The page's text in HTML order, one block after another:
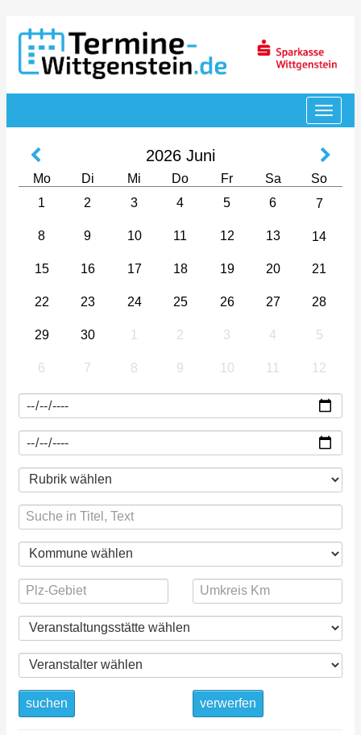
2026 Juni
Mo Di Mi Do Fr Sa
So
1
2 3 4 5 6 7
8 9 10 11 12 13 14
15 16 17 18 19 20 21
22 23 24 25 26 27 28
29 30 1 2 3 4 5
6 7 8 9 10 11 12
suchen verwerfen